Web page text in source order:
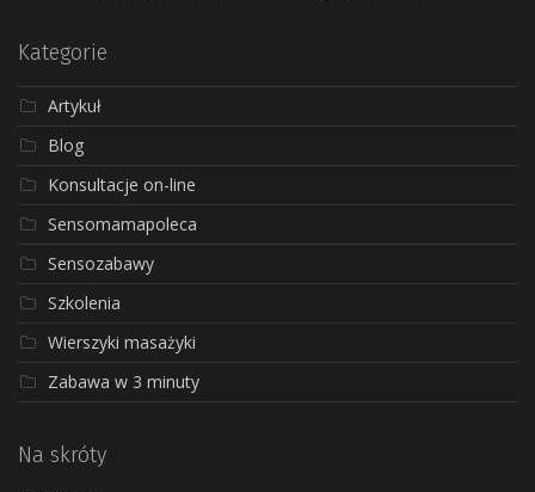
Kategorie
Artykuł
Blog
Konsultacje on-line
Sensomamapoleca
Sensozabawy
Szkolenia
Wierszyki masażyki
Zabawa w 3 minuty
Na skróty